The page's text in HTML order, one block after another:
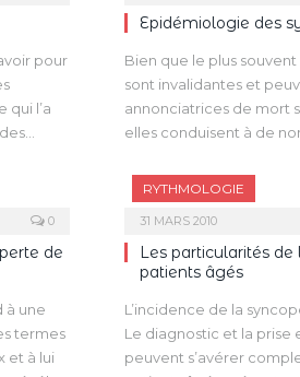
pour
qui l’a
et
pas y
pour
une
de
une
Epidémiologie des
Bien que le plus
sont invalidantes et
annonciatrices de mort
elles conduisent à de
examens
Dans les pays
représentent 3 à 5 %
services d’urgences et 1
Elles représentent l’un
fréquents de recours
en France. Leur
et est estimée entre 3 et
Les récidives
0
de
à une
termes
et à lui
RYTHMOLOGIE
31 MARS 2010
Les particularités
patients âgés
L’incidence de la
Le diagnostic et la
peuvent s’avérer